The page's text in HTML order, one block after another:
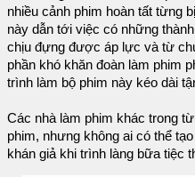
nhiều cảnh phim hoàn tất từng
này dẫn tới việc có những
chịu đựng được áp lực và từ
phần khó khăn đoàn làm phim
trình làm bộ phim này kéo dài
Các nhà làm phim khác trong
phim, nhưng không ai có thể
khán giả khi trình làng bữa tiệc